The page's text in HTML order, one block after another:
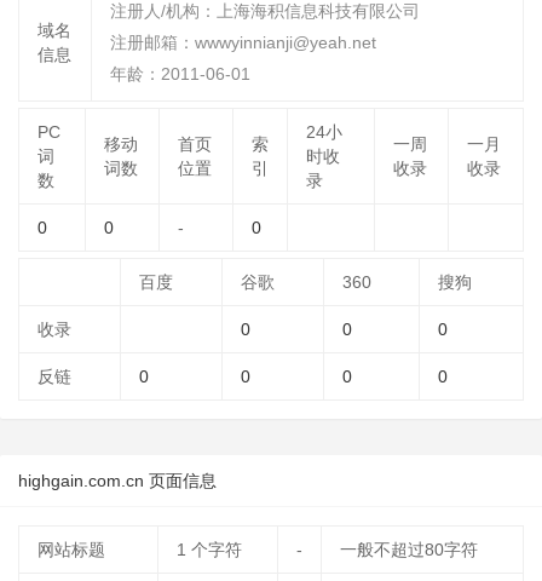
域名
信息
注册人/机构：上海海积信息科技有限公司
注册邮箱：wwwyinnianji@yeah.net
年龄：2011-06-01
PC
词
数
移动
词数
首页
位置
索
引
24小
时收
录
一周
收录
一月
收录
0 0 - 0
百度 谷歌 360 搜狗
收录 0 0 0
反链 0 0 0 0
highgain.com.cn 页面信息
网站标题 1 个字符 - 一般不超过80字符